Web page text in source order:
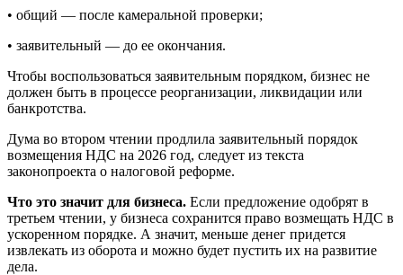
• общий — после камеральной проверки;
• заявительный — до ее окончания.
Чтобы воспользоваться заявительным порядком, бизнес не
должен быть в процессе реорганизации, ликвидации или
банкротства.
Дума во втором чтении продлила заявительный порядок
возмещения НДС на 2026 год, следует из текста
законопроекта о налоговой реформе.
Что это значит для бизнеса. Если предложение одобрят в
третьем чтении, у бизнеса сохранится право возмещать НДС в
ускоренном порядке. А значит, меньше денег придется
извлекать из оборота и можно будет пустить их на развитие
дела.